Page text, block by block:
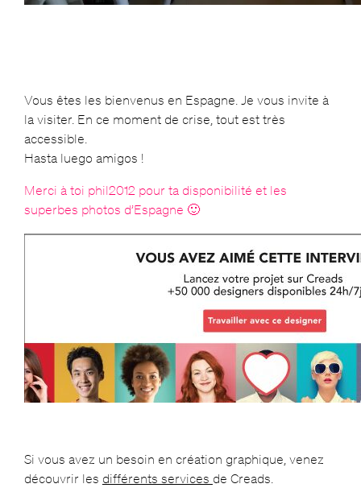
Vous êtes les bienvenus en Espagne. Je vous invite à
la visiter. En ce moment de crise, tout est très
accessible.
Hasta luego amigos !
Merci à toi phil2012 pour ta disponibilité et les
superbes photos d’Espagne 🙂
Si vous avez un besoin en création graphique, venez
découvrir les différents services de Creads.